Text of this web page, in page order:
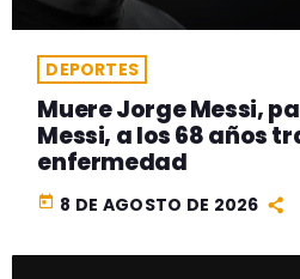
DEPORTES
Muere Jorge Messi,
Messi, a los 68 años
enfermedad
today 8 DE AGOSTO DE 2026